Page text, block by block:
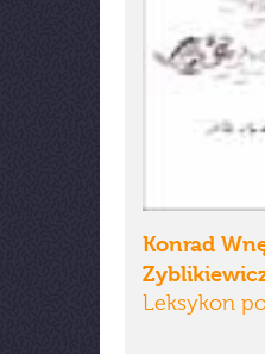
Konrad
Leksykon